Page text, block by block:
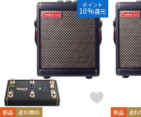
ポイント
10%還元
新品 送料無料 新品 送